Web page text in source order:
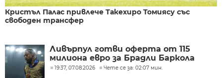
Кристъл Палас привлече Такехиро Томиясу със
свободен трансфер
Ливърпул готви оферта от 115
милиона евро за Брадли Баркола
19:37, 07.08.2026 Чете се за: 02:07 мин.